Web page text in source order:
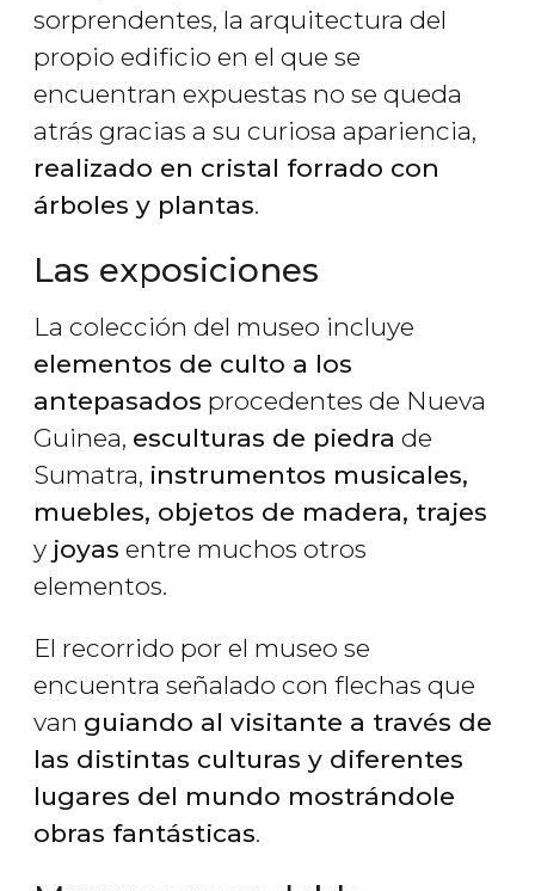
sorprendentes, la arquitectura del
propio edificio en el que se
encuentran expuestas no se queda
atrás gracias a su curiosa apariencia,
realizado en cristal forrado con
árboles y plantas.
Las exposiciones
La colección del museo incluye
elementos de culto a los
antepasados procedentes de Nueva
Guinea, esculturas de piedra de
Sumatra, instrumentos musicales,
muebles, objetos de madera, trajes
y joyas entre muchos otros
elementos.
El recorrido por el museo se
encuentra señalado con flechas que
van guiando al visitante a través de
las distintas culturas y diferentes
lugares del mundo mostrándole
obras fantásticas.